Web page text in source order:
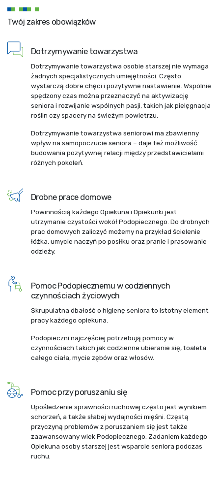
Twój zakres obowiązków
Dotrzymywanie towarzystwa
Dotrzymywanie towarzystwa osobie starszej nie wymaga
żadnych specjalistycznych umiejętności. Często
wystarczą dobre chęci i pozytywne nastawienie. Wspólnie
spędzony czas można przeznaczyć na aktywizację
seniora i rozwijanie wspólnych pasji, takich jak pielęgnacja
roślin czy spacery na świeżym powietrzu.
Dotrzymywanie towarzystwa seniorowi ma zbawienny
wpływ na samopoczucie seniora – daje też możliwość
budowania pozytywnej relacji między przedstawicielami
różnych pokoleń.
Drobne prace domowe
Powinnością każdego Opiekuna i Opiekunki jest
utrzymanie czystości wokół Podopiecznego. Do drobnych
prac domowych zaliczyć możemy na przykład ścielenie
łóżka, umycie naczyń po posiłku oraz pranie i prasowanie
odzieży.
Pomoc Podopiecznemu w codziennych
czynnościach życiowych
Skrupulatna dbałość o higienę seniora to istotny element
pracy każdego opiekuna.
Podopieczni najczęściej potrzebują pomocy w
czynnościach takich jak codzienne ubieranie się, toaleta
całego ciała, mycie zębów oraz włosów.
Pomoc przy poruszaniu się
Upośledzenie sprawności ruchowej często jest wynikiem
schorzeń, a także słabej wydajności mięśni. Częstą
przyczyną problemów z poruszaniem się jest także
zaawansowany wiek Podopiecznego. Zadaniem każdego
Opiekuna osoby starszej jest wsparcie seniora podczas
ruchu.